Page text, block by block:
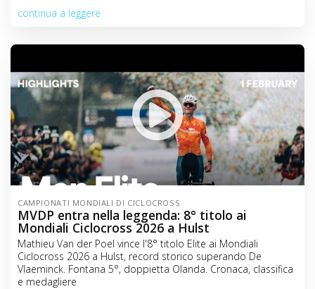
continua a leggere
CAMPIONATI MONDIALI DI CICLOCROSS
MVDP entra nella leggenda: 8° titolo ai
Mondiali Ciclocross 2026 a Hulst
Mathieu Van der Poel vince l'8° titolo Elite ai Mondiali
Ciclocross 2026 a Hulst, record storico superando De
Vlaeminck. Fontana 5°, doppietta Olanda. Cronaca, classifica
e medagliere